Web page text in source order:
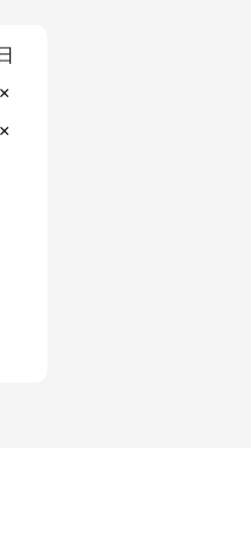
日
×
×